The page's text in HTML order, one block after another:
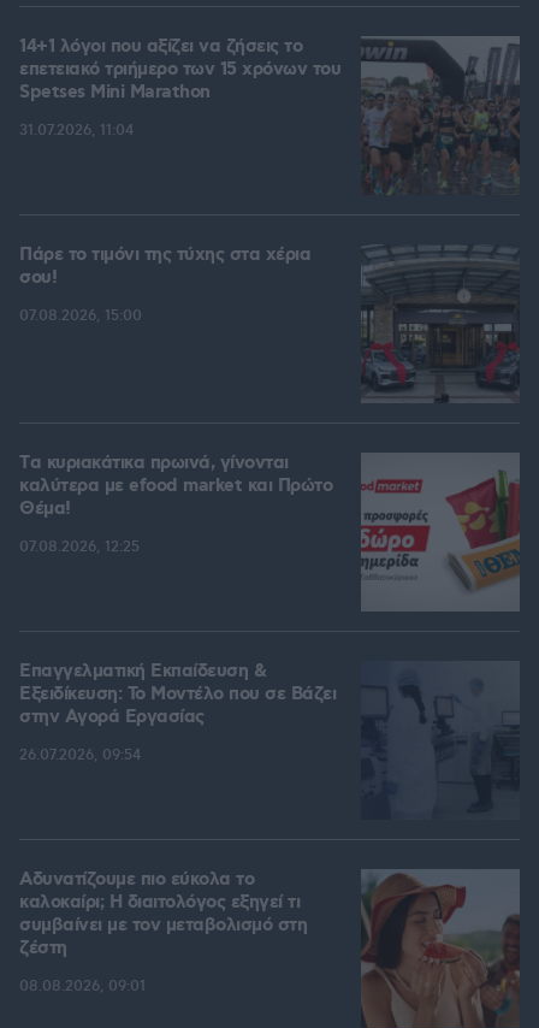
14+1 λόγοι που αξίζει να ζήσεις το
επετειακό τριήμερο των 15 χρόνων του
Spetses Mini Marathon
31.07.2026, 11:04
Πάρε το τιμόνι της τύχης στα χέρια
σου!
07.08.2026, 15:00
Tα κυριακάτικα πρωινά, γίνονται
καλύτερα με efood market και Πρώτο
Θέμα!
07.08.2026, 12:25
Επαγγελματική Εκπαίδευση &
Εξειδίκευση: Το Mοντέλο που σε Bάζει
στην Aγορά Eργασίας
26.07.2026, 09:54
Αδυνατίζουμε πιο εύκολα το
καλοκαίρι; Η διαιτολόγος εξηγεί τι
συμβαίνει με τον μεταβολισμό στη
ζέστη
08.08.2026, 09:01